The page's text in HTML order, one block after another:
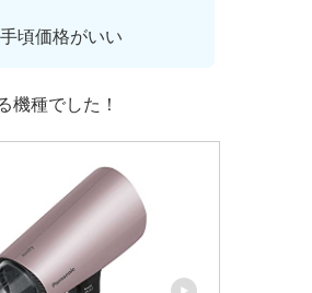
頃価格がいい
機種でした！